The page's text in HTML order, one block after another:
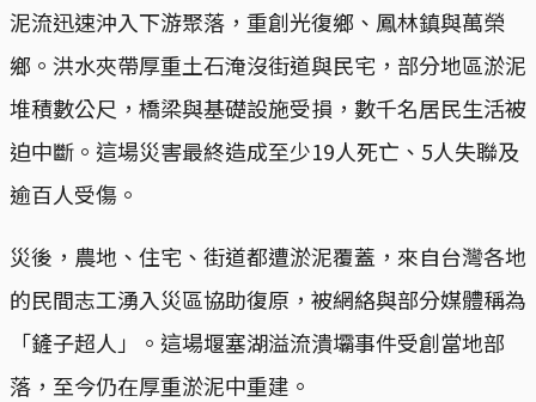
泥流迅速沖入下游聚落，重創光復鄉、鳳林鎮與萬榮
鄉。洪水夾帶厚重土石淹沒街道與民宅，部分地區淤泥
堆積數公尺，橋梁與基礎設施受損，數千名居民生活被
迫中斷。這場災害最終造成至少19人死亡、5人失聯及
逾百人受傷。
災後，農地、住宅、街道都遭淤泥覆蓋，來自台灣各地
的民間志工湧入災區協助復原，被網絡與部分媒體稱為
「鏟子超人」。這場堰塞湖溢流潰壩事件受創當地部
落，至今仍在厚重淤泥中重建。